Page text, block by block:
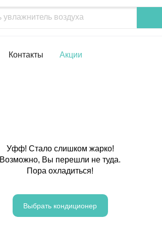
Контакты Акции
Уфф! Стало слишком жарко!
Возможно, Вы перешли не туда.
Пора охладиться!
Выбрать кондиционер